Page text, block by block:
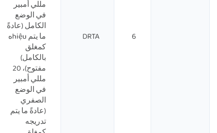
6
DRTA
مللي أمبير
في الوضع
الكامل (عادةً
ما يتم hiệuه
كمغلق
بالكامل)
مفتوح)، 20
مللي أمبير
في الوضع
الصفري
(عادةً ما يتم
تدريجه